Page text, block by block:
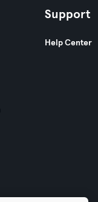
Support
Help Center